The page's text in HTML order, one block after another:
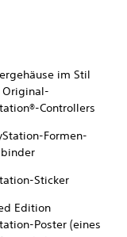
im Stil
Original-
Controllers
Formen-
Sticker
Edition
Poster (eines